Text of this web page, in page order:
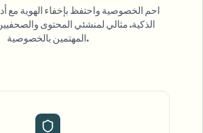
احم الخصوصية واحتفظ بإخفاء الهوية مع
الذكية. مثالي لمنشئي المحتوى
المهتمين بالخصوصية.